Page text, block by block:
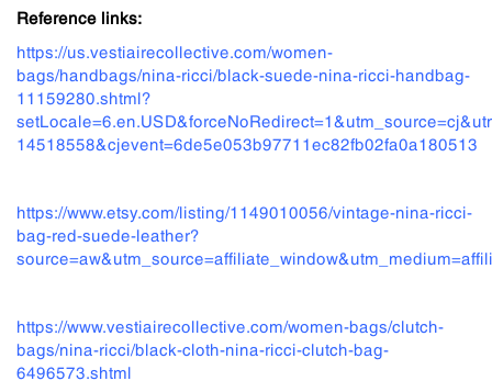
Reference links:
https://us.vestiairecollective.com/women-
bags/handbags/nina-ricci/black-suede-nina-ricci-handbag-
11159280.shtml?
14518558&cjevent=6de5e053b97711ec82fb02fa0a180513
https://www.etsy.com/listing/1149010056/vintage-nina-ricci-
bag-red-suede-leather?
https://www.vestiairecollective.com/women-bags/clutch-
bags/nina-ricci/black-cloth-nina-ricci-clutch-bag-
6496573.shtml